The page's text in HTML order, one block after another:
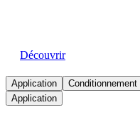
Découvrir
Application
Conditionnement
Application